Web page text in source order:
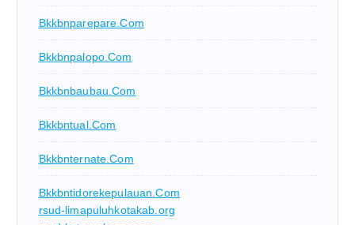
Bkkbnparepare.com
Bkkbnpalopo.com
Bkkbnbaubau.com
Bkkbntual.com
Bkkbnternate.com
Bkkbntidorekepulauan.com
rsud-limapuluhkotakab.org